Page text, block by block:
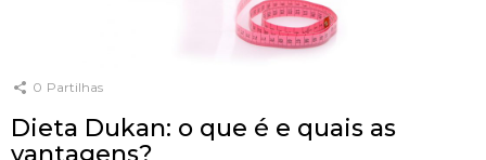
0 Partilhas
Dieta Dukan: o que é e quais as